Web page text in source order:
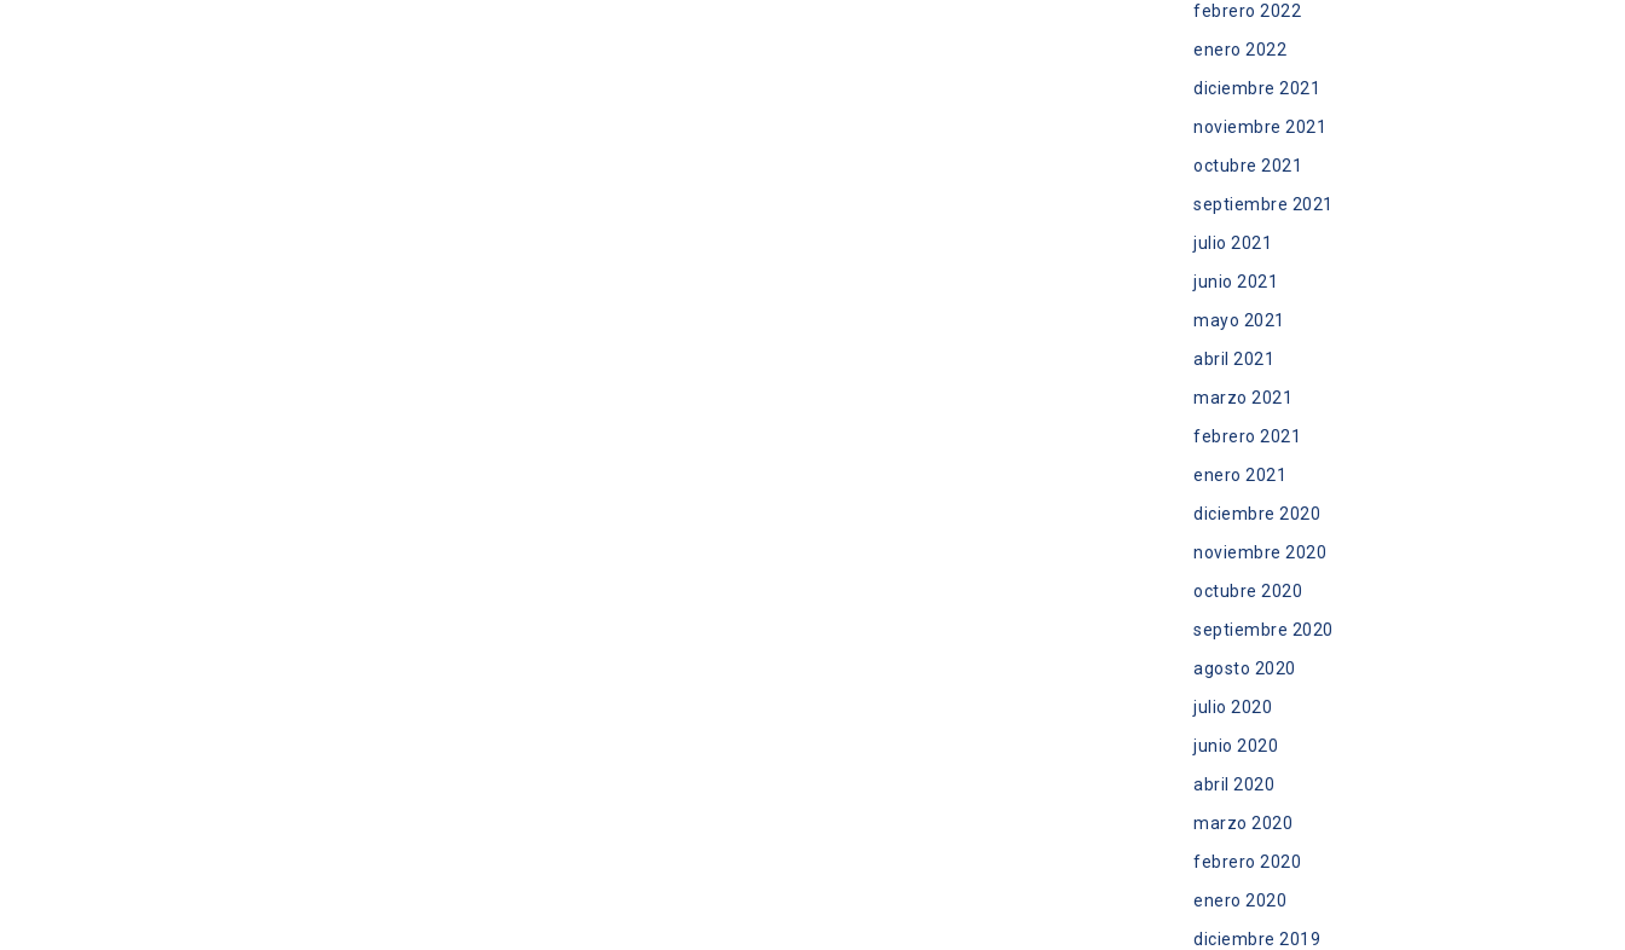
febrero 2022
enero 2022
diciembre 2021
noviembre 2021
octubre 2021
septiembre 2021
julio 2021
junio 2021
mayo 2021
abril 2021
marzo 2021
febrero 2021
enero 2021
diciembre 2020
noviembre 2020
octubre 2020
septiembre 2020
agosto 2020
julio 2020
junio 2020
abril 2020
marzo 2020
febrero 2020
enero 2020
diciembre 2019